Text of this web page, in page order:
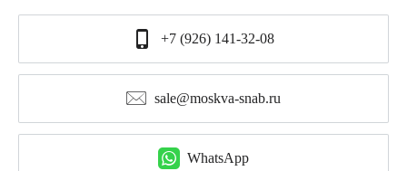
+7 (926) 141-32-08
sale@moskva-snab.ru
WhatsApp